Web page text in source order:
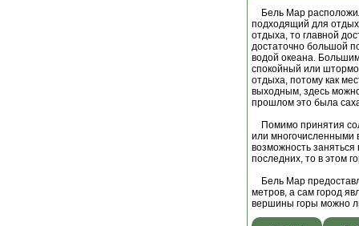
Бель Мар
подходящий для
отдыха, то главной
достаточно большой
водой океана.
спокойный или
отдыха, потому как
выходным, здесь
прошлом это была
Помимо принятия
или многочисленными
возможность заняться
последних, то в этом
Бель Мар
метров, а сам город
вершины горы можно